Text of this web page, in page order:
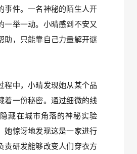
事件。一名神秘的陌生人开
一举一动。小晴感到不安又
助，只能靠自己力量解开谜
程中，小晴发现她从某个品
着一份秘密。通过细微的线
藏在城市角落的神秘实验
她惊讶地发现这是一家进行
责研发能够改变人们穿衣方